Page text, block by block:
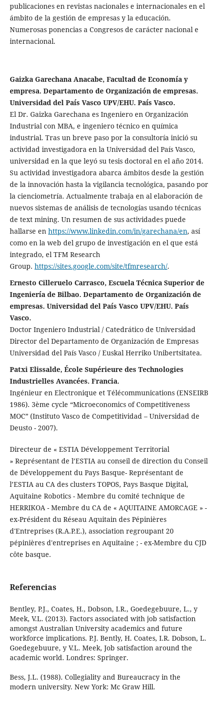
publicaciones en revistas nacionales e internacionales en el
ámbito de la gestión de empresas y la educación.
Numerosas ponencias a Congresos de carácter nacional e
internacional.
Gaizka Garechana Anacabe, Facultad de Economía y
empresa. Departamento de Organización de empresas.
Universidad del País Vasco UPV/EHU. País Vasco.
El Dr. Gaizka Garechana es Ingeniero en Organización
Industrial con MBA, e ingeniero técnico en química
industrial. Tras un breve paso por la consultoría inició su
actividad investigadora en la Universidad del País Vasco,
universidad en la que leyó su tesis doctoral en el año 2014.
Su actividad investigadora abarca ámbitos desde la gestión
de la innovación hasta la vigilancia tecnológica, pasando por
la cienciometría. Actualmente trabaja en al elaboración de
nuevos sistemas de análisis de tecnologías usando técnicas
de text mining. Un resumen de sus actividades puede
hallarse en https://www.linkedin.com/in/garechana/en, así
como en la web del grupo de investigación en el que está
integrado, el TFM Research
Group. https://sites.google.com/site/tfmresearch/.
Ernesto Cilleruelo Carrasco, Escuela Técnica Superior de
Ingeniería de Bilbao. Departamento de Organización de
empresas. Universidad del País Vasco UPV/EHU. País
Vasco.
Doctor Ingeniero Industrial / Catedrático de Universidad
Director del Departamento de Organización de Empresas
Universidad del País Vasco / Euskal Herriko Unibertsitatea.
Patxi Elissalde, École Supérieure des Technologies
Industrielles Avancées. Francia.
Ingénieur en Electronique et Télécommunications (ENSEIRB
1986). 3ème cycle “Microeconomics of Competitiveness
MOC” (Instituto Vasco de Competitividad – Universidad de
Deusto - 2007).
Directeur de « ESTIA Développement Territorial
» Représentant de l’ESTIA au conseil de direction du Conseil
de Développement du Pays Basque- Représentant de
l’ESTIA au CA des clusters TOPOS, Pays Basque Digital,
Aquitaine Robotics - Membre du comité technique de
HERRIKOA - Membre du CA de « AQUITAINE AMORCAGE » -
ex-Président du Réseau Aquitain des Pépinières
d'Entreprises (R.A.P.E.), association regroupant 20
pépinières d'entreprises en Aquitaine ; - ex-Membre du CJD
côte basque.
Referencias
Bentley, P.J., Coates, H., Dobson, I.R., Goedegebuure, L., y
Meek, V.L. (2013). Factors associated with job satisfaction
amongst Australian University academics and future
workforce implications. P.J. Bently, H. Coates, I.R. Dobson, L.
Goedegebuure, y V.L. Meek, Job satisfaction around the
academic world. Londres: Springer.
Bess, J.L. (1988). Collegiality and Bureaucracy in the
modern university. New York: Mc Graw Hill.